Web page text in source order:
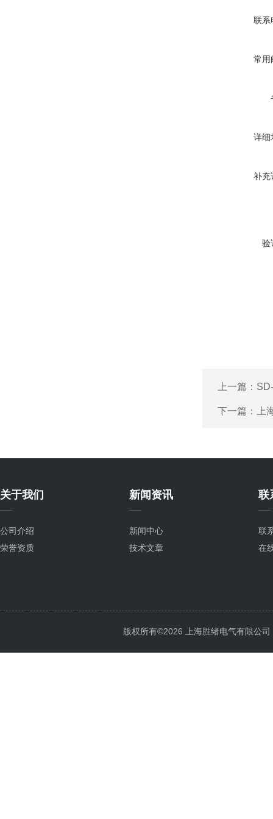
联系
常用
详细
补充
验
上一篇：
下一篇： 上
关于我们
公司介绍
荣誉资质
新闻资讯
新闻中心
技术文章
联
联
在
版权所有©2026 上海胜绪电气有限公